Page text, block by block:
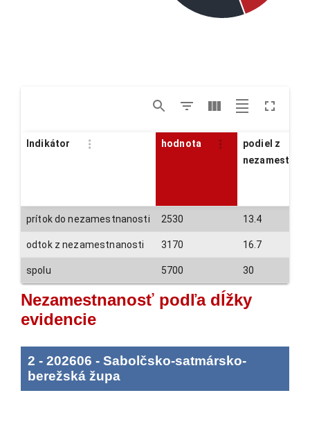
Indikátor hodnota
podiel z
prítok do nezamestnanosti 2530 13.4
odtok z nezamestnanosti 3170 16.7
spolu 5700 30
Nezamestnanosť podľa dĺžky
evidencie
2 - 202606 - Sabolčsko-satmársko-
berežská župa